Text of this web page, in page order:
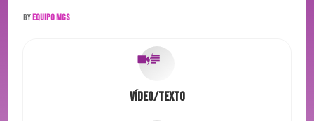
ByEquipo MCS
Vídeo/Texto